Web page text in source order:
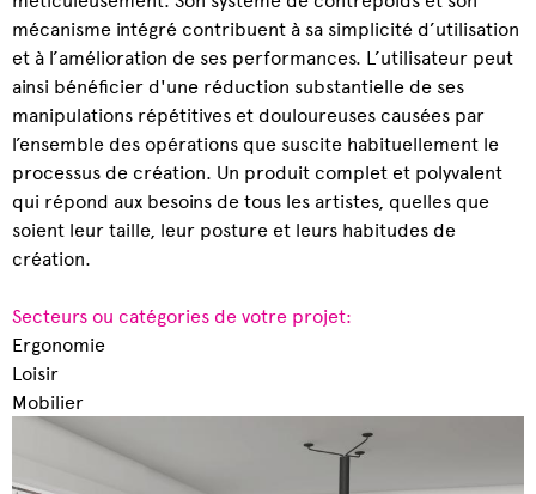
mécanisme intégré contribuent à sa simplicité d’utilisation
et à l’amélioration de ses performances. L’utilisateur peut
ainsi bénéficier d'une réduction substantielle de ses
manipulations répétitives et douloureuses causées par
l’ensemble des opérations que suscite habituellement le
processus de création. Un produit complet et polyvalent
qui répond aux besoins de tous les artistes, quelles que
soient leur taille, leur posture et leurs habitudes de
création.
Secteurs ou catégories de votre projet:
Ergonomie
Loisir
Mobilier